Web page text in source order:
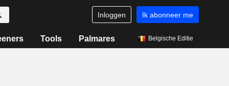
Inloggen Ik abonneer me
Tools Palmares Belgische Editie